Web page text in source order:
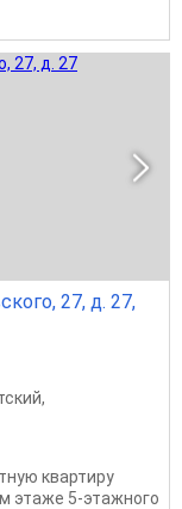
27, д. 27,
,
квартиру
этаже 5-этажного